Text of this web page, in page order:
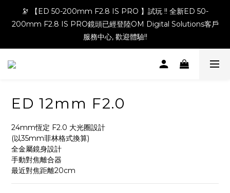
🔭 【ED 50-200mm F2.8 IS PRO 】試玩 !! 全新ED 50-
200mm F2.8 IS PRO鏡頭已經登陸OM Digital Solutions客戶
服務中心, 歡迎體驗!!
ED 12mm F2.0
24mm恆定 F2.0 大光圈設計
(以35mm菲林格式換算)
全金屬鏡身設計
手動對焦離合器
最近對焦距離20cm